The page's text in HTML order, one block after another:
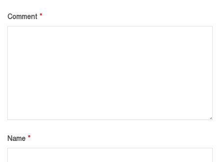
Comment *
Name *